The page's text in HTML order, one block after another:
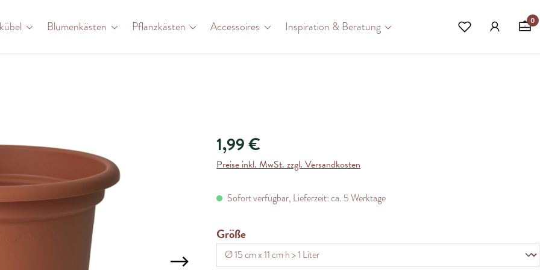
Blumenkästen Pflanzkästen Accessoires Inspiration & Beratung 0
1,99 €
Preise inkl. MwSt. zzgl. Versandkosten
Sofort verfügbar, Lieferzeit: ca. 5 Werktage
Größeauswählen